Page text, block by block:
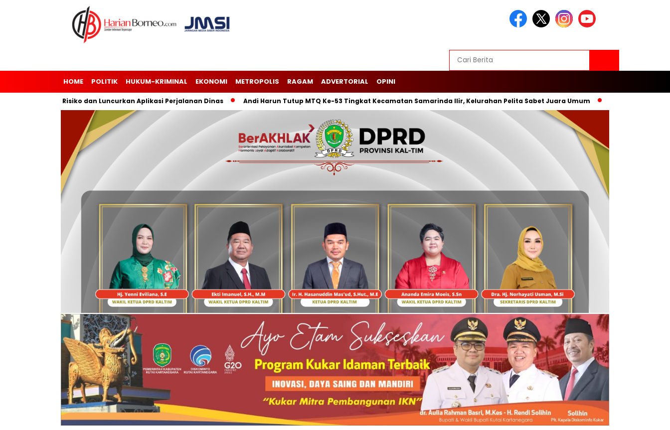
HOME POLITIK HUKUM-KRIMINAL EKONOMI METROPOLIS RAGAM ADVERTORIAL OPINI
Risiko dan Luncurkan Aplikasi Perjalanan Dinas Andi Harun Tutup MTQ Ke-53 Tingkat Kecamatan Samarinda Ilir, Kelurahan Pelita Sabet Juara Umum Inovasi Baru, Wali